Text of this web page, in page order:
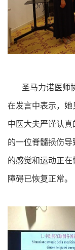
圣马力诺医师协
在发言中表示，她
中医大夫严谨认真
的一位脊髓损伤
的感觉和运动正
障碍已恢复正常。